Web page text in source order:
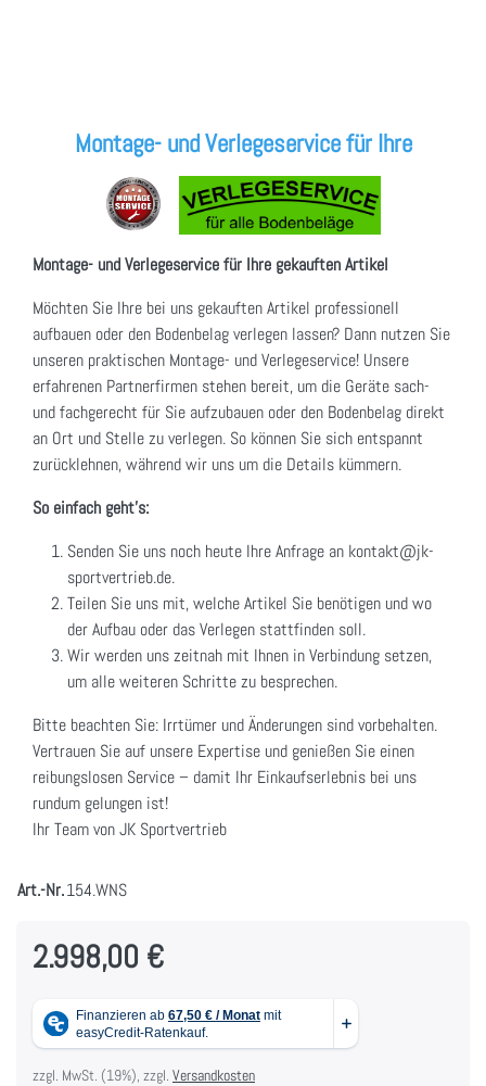
Montage- und Verlegeservice für Ihre
Montage- und Verlegeservice für Ihre gekauften Artikel
Möchten Sie Ihre bei uns gekauften Artikel professionell
aufbauen oder den Bodenbelag verlegen lassen? Dann nutzen Sie
unseren praktischen Montage- und Verlegeservice! Unsere
erfahrenen Partnerfirmen stehen bereit, um die Geräte sach-
und fachgerecht für Sie aufzubauen oder den Bodenbelag direkt
an Ort und Stelle zu verlegen. So können Sie sich entspannt
zurücklehnen, während wir uns um die Details kümmern.
So einfach geht's:
Senden Sie uns noch heute Ihre Anfrage an kontakt@jk-
sportvertrieb.de.
Teilen Sie uns mit, welche Artikel Sie benötigen und wo
der Aufbau oder das Verlegen stattfinden soll.
Wir werden uns zeitnah mit Ihnen in Verbindung setzen,
um alle weiteren Schritte zu besprechen.
Bitte beachten Sie: Irrtümer und Änderungen sind vorbehalten.
Vertrauen Sie auf unsere Expertise und genießen Sie einen
reibungslosen Service – damit Ihr Einkaufserlebnis bei uns
rundum gelungen ist!
Ihr Team von JK Sportvertrieb
Art.-Nr.154.WNS
2.998,00 €
zzgl. MwSt. (19%), zzgl. Versandkosten